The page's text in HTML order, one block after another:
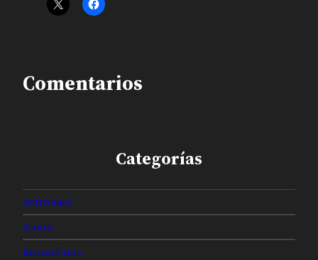
Comentarios
Categorías
Activismo
Audio
Borrachitos